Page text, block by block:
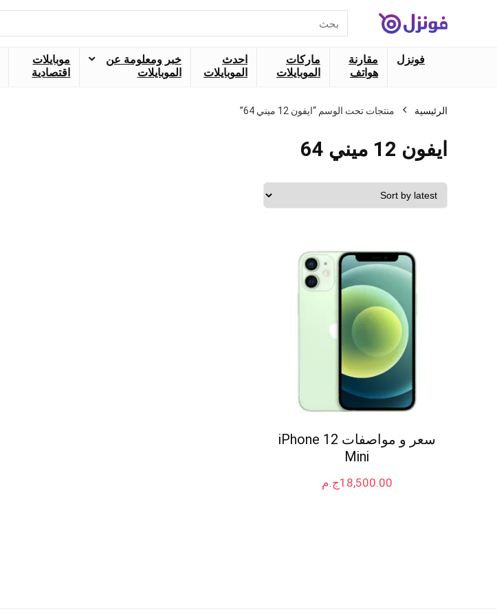
عن:
فونزل
مقارنة
هواتف
ماركات
الموبايلات
احدث
الموبايلات
خبر ومعلومة عن
الموبايلات
موبايلات
اقتصادية
الرئيسية منتجات تحت الوسم “ايفون 12 ميني 64”
ايفون 12 ميني 64
سعر و مواصفات iPhone 12
Mini
ج.م18,500.00